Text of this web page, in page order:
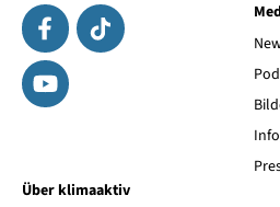
Über klimaaktiv